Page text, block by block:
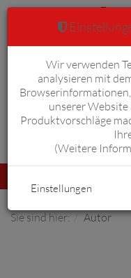
umschalten
Sie sind hier: Autor
Wir verwenden
analysieren mit
unserer
Produktvorschläge
(Weitere
Einstellungen